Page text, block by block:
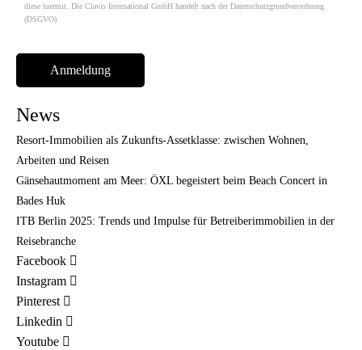
diese hiermit. Die Clavis International GmbH handelt nach der Datenschutzgrundverordnung
(DSGVO).
News
Resort-Immobilien als Zukunfts-Assetklasse: zwischen Wohnen,
Arbeiten und Reisen
Gänsehautmoment am Meer: ÖXL begeistert beim Beach Concert in
Bades Huk
ITB Berlin 2025: Trends und Impulse für Betreiberimmobilien in der
Reisebranche
Facebook
Instagram
Pinterest
Linkedin
Youtube